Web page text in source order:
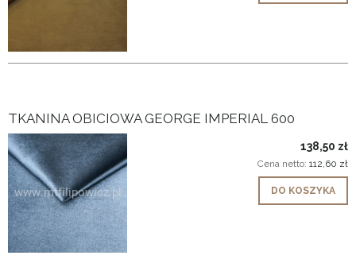
TKANINA OBICIOWA GEORGE IMPERIAL 600
138,50 zł
Cena netto: 112,60 zł
DO KOSZYKA